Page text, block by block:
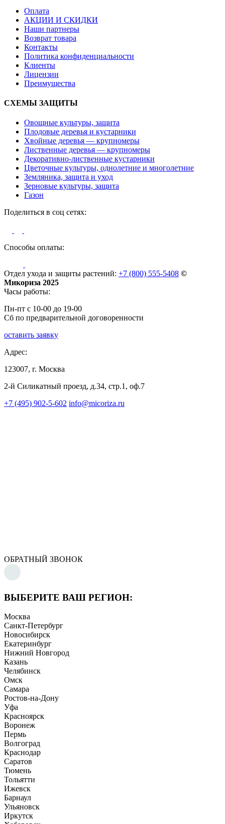
Оплата
АКЦИИ И СКИДКИ
Наши партнеры
Возврат товара
Контакты
Политика конфиденциальности
Клиенты
Лицензии
Преимущества
СХЕМЫ ЗАЩИТЫ
Овощные культуры, защита
Плодовые деревья и кустарники
Хвойные деревья — крупномеры
Лиственные деревья — крупномеры
Декоративно-лиственные кустарники
Цветочные культуры, однолетние и многолетние
Земляника, защита и уход
Зерновые культуры, защита
Газон
Поделиться в соц сетях:
Способы оплаты:
Отдел ухода и защиты растений: +7 (800) 555-5408 ©
Микориза 2025
Часы работы:
Пн-пт с 10-00 до 19-00
Сб по предварительной договоренности
оставить заявку
Адрес:
123007, г. Москва
2-й Силикатный проезд, д.34, стр.1, оф.7
+7 (495) 902-5-602 info@micoriza.ru
ОБРАТНЫЙ ЗВОНОК
ВЫБЕРИТЕ ВАШ РЕГИОН:
Москва
Санкт-Петербург
Новосибирск
Екатеринбург
Нижний Новгород
Казань
Челябинск
Омск
Самара
Ростов-на-Дону
Уфа
Красноярск
Воронеж
Пермь
Волгоград
Краснодар
Саратов
Тюмень
Тольятти
Ижевск
Барнаул
Ульяновск
Иркутск